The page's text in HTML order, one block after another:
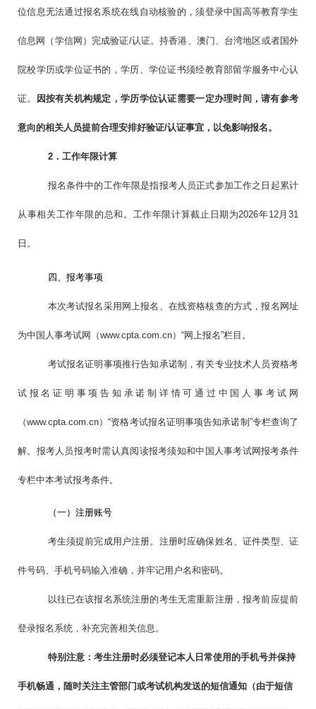
位信息无法通过报名系统在线自动核验的，须登录中国高等教育学生
信息网（学信网）完成验证/认证。持香港、澳门、台湾地区或者国外
院校学历或学位证书的，学历、学位证书须经教育部留学服务中心认
证。 因按有关机构规定，学历学位认证需要一定办理时间，请有参考
意向的相关人员提前合理安排好验证/认证事宜，以免影响报名。
2． 工作年限计算
报名条件中的工作年限是指报考人员正式参加工作之日起累计
从事相关工作年限的总和。工作年限计算截止日期为2026年12月31
日。
四、报考事项
本次考试报名采用网上报名、在线资格核查的方式，报名网址
为中国人事考试网（www.cpta.com.cn）“网上报名”栏目。
考试报名证明事项推行告知承诺制，有关专业技术人员资格考
试报名证明事项告知承诺制详情可通过中国人事考试网
（www.cpta.com.cn）“资格考试报名证明事项告知承诺制”专栏查询了
解。报考人员报考时需认真阅读报考须知和中国人事考试网报考条件
专栏中本考试报考条件。
（一）注册账号
考生须提前完成用户注册。注册时应确保姓名、证件类型、证
件号码、手机号码输入准确，并牢记用户名和密码。
以往已在该报名系统注册的考生无需重新注册，报考前应提前
登录报名系统，补充完善相关信息。
特别注意：考生注册时必须登记本人日常使用的手机号并保持
手机畅通，随时关注主管部门或考试机构发送的短信通知（由于短信